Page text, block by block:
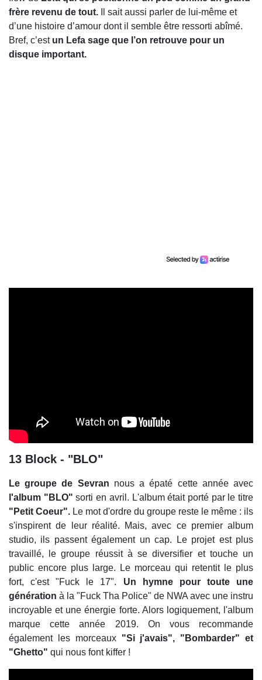
frère revenu de tout. Il sait aussi parler de lui-même et
d’une histoire d’amour dont il semble être ressorti abîmé.
Bref, c’est un Lefa sage que l’on retrouve pour un
disque important.
13 Block - "BLO"
Le groupe de Sevran nous a épaté cette année avec
l'album "BLO" sorti en avril. L'album était porté par le titre
"Petit Coeur". Le mot d'ordre du groupe reste le même : ils
s'inspirent de leur réalité. Mais, avec ce premier album
studio, ils passent également un cap. Le projet est plus
travaillé, le groupe réussit à se diversifier et touche un
public encore plus large. Le morceau qui retentit le plus
fort, c'est "Fuck le 17". Un hymne pour toute une
génération à la "Fuck Tha Police" de NWA avec une instru
incroyable et une énergie forte. Alors logiquement, l'album
marque cette année 2019. On vous recommande
également les morceaux "Si j'avais", "Bombarder" et
"Ghetto" qui nous font kiffer !